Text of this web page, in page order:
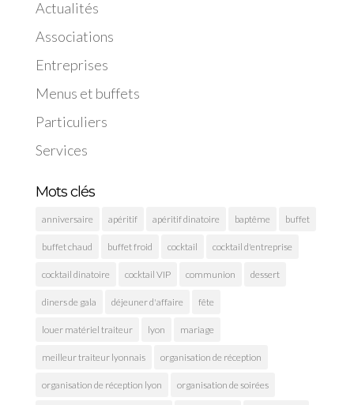
Actualités
Associations
Entreprises
Menus et buffets
Particuliers
Services
Mots clés
anniversaire apéritif apéritif dinatoire baptême buffet
buffet chaud buffet froid cocktail cocktail d'entreprise
cocktail dinatoire cocktail VIP communion dessert
diners de gala déjeuner d'affaire fête
louer matériel traiteur lyon mariage
meilleur traiteur lyonnais organisation de réception
organisation de réception lyon organisation de soirées